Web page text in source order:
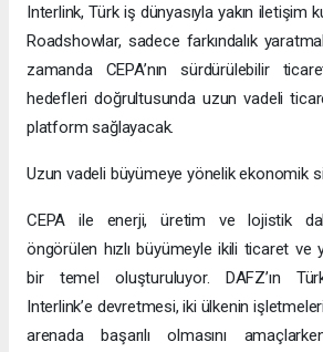
Interlink, Türk iş dünyasıyla yakın iletişim
Roadshowlar, sadece farkındalık
zamanda CEPA’nın sürdürülebilir
hedefleri doğrultusunda uzun vadeli
platform sağlayacak.
Uzun vadeli büyümeye yönelik ekonomik
CEPA ile enerji, üretim ve lojistik
öngörülen hızlı büyümeyle ikili ticaret ve
bir temel oluşturuluyor. DAFZ’ın
Interlink’e devretmesi, iki ülkenin
arenada başarılı olmasını